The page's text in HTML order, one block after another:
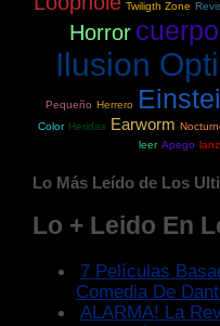
Twiligth Zone
Horror cuerpo
Ilusion
Pequeño Herrero
Color Heridas Earworm
leer Apego
Lo Más Leído de Los
Lo + Leido En
7 Películas
Comedia De
ALARMA! La